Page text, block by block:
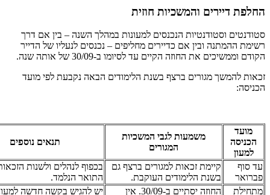
החלפת דיירים והמשכיות חוזית
סטודנטים וסטודנטיות הנכנסים למעונות במהלך השנה – בין אם דרך
רשימת ההמתנה ובין אם כדיירים מחליפים – נכנסים לנעליו של הדייר
הקודם וממשיכים את החוזה הקיים עד לסיומו ב-30/09 של אותה שנה.
זכאות להמשך מגורים ברצף בשנת הלימודים הבאה נקבעת לפי מועד
הכניסה:
מועד
הכניסה
למעון
משמעות לגבי המשכיות
המגורים
תנאים נוספים
עד סוף
פברואר
קיימת זכאות למגורים ברצף גם
בשנת הלימודים העוקבת.
בכפוף לנהלים ולשנות
התואר הנלמד.
מתחילת
החוזה יסתיים ב-30/09. אין
יש להגיש בקשה חדשה